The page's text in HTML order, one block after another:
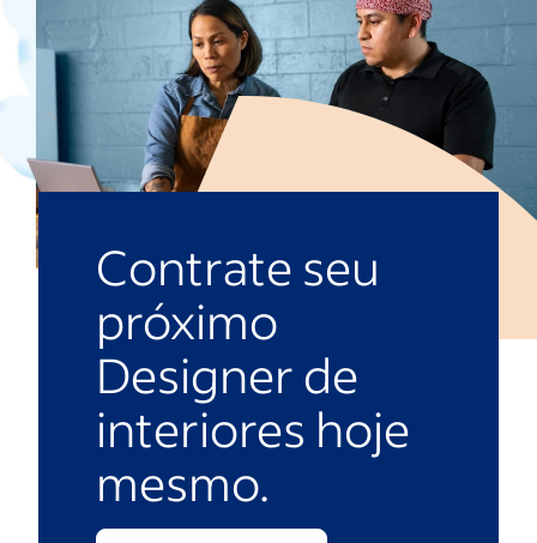
Contrate seu
próximo
Designer de
interiores hoje
mesmo.